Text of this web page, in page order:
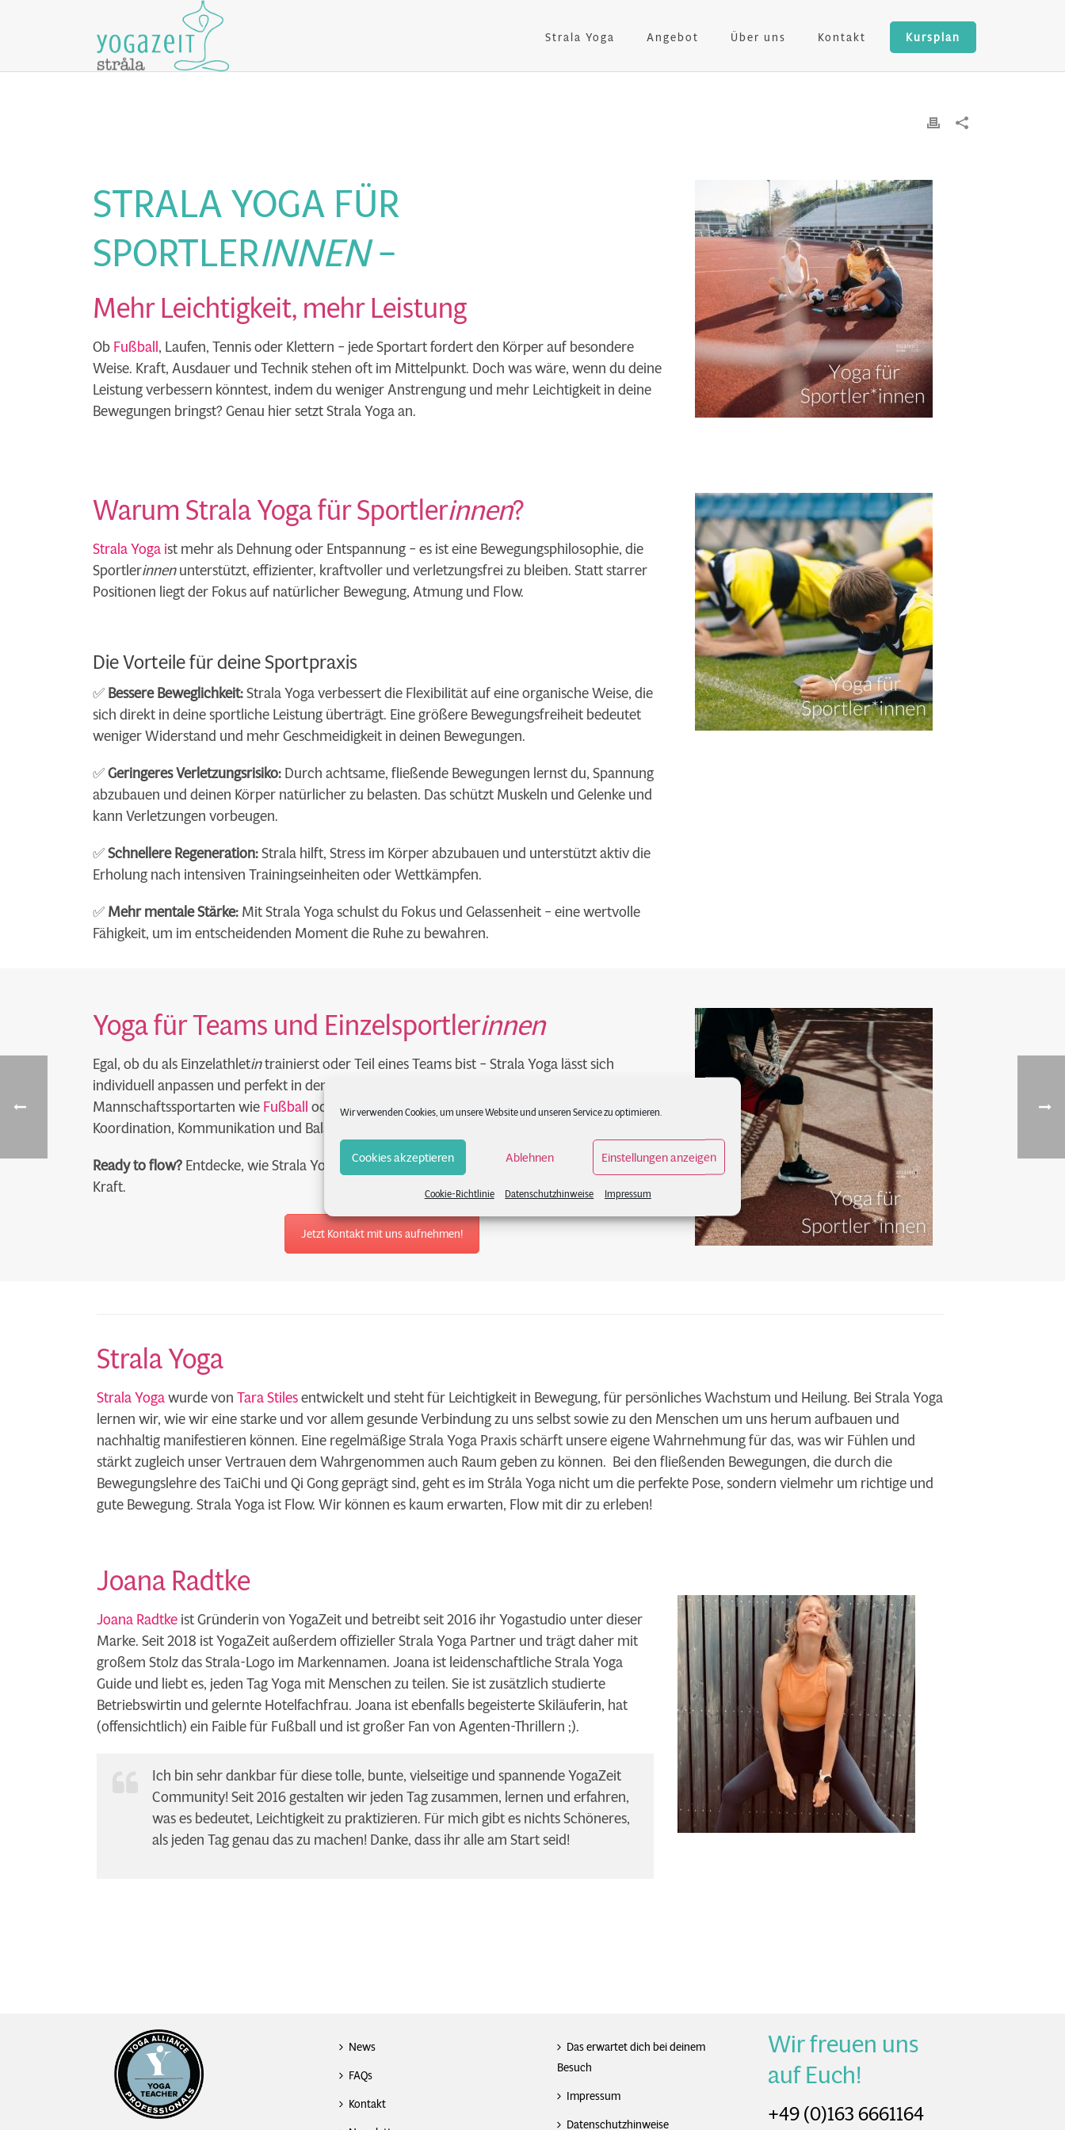
Wir verwenden Cookies, um unsere Website und unseren Service zu optimieren.
Cookies akzeptieren Ablehnen Einstellungen anzeigen
Cookie-Richtlinie Datenschutzhinweise Impressum
Strala Yoga Angebot Über uns Kontakt Kursplan
STRALA YOGA FÜR
SPORTLERINNEN–
Mehr Leichtigkeit, mehr Leistung
ObFußball, Laufen, Tennis oder Klettern – jede Sportart fordert den Körper auf besondere
Weise. Kraft, Ausdauer und Technik stehen oft im Mittelpunkt. Doch was wäre, wenn du deine
Leistung verbessern könntest, indem du weniger Anstrengung und mehr Leichtigkeit in deine
Bewegungen bringst? Genau hier setzt Strala Yoga an.
Warum Strala Yoga für Sportlerinnen?
Strala Yoga ist mehr als Dehnung oder Entspannung – es ist eine Bewegungsphilosophie, die
Sportlerinnenunterstützt, effizienter, kraftvoller und verletzungsfrei zu bleiben. Statt starrer
Positionen liegt der Fokus auf natürlicher Bewegung, Atmung und Flow.
Die Vorteile für deine Sportpraxis
✅Bessere Beweglichkeit:Strala Yoga verbessert die Flexibilität auf eine organische Weise, die
sich direkt in deine sportliche Leistung überträgt. Eine größere Bewegungsfreiheit bedeutet
weniger Widerstand und mehr Geschmeidigkeit in deinen Bewegungen.
✅Geringeres Verletzungsrisiko:Durch achtsame, fließende Bewegungen lernst du, Spannung
abzubauen und deinen Körper natürlicher zu belasten. Das schützt Muskeln und Gelenke und
kann Verletzungen vorbeugen.
✅Schnellere Regeneration:Strala hilft, Stress im Körper abzubauen und unterstützt aktiv die
Erholung nach intensiven Trainingseinheiten oder Wettkämpfen.
✅Mehr mentale Stärke:Mit Strala Yoga schulst du Fokus und Gelassenheit – eine wertvolle
Fähigkeit, um im entscheidenden Moment die Ruhe zu bewahren.
Yoga für Teams und Einzelsportlerinnen
Egal, ob du als Einzelathletintrainierst oder Teil eines Teams bist – Strala Yoga lässt sich
individuell anpassen und perfekt in den Trainingsalltag integrieren. Gerade für
Mannschaftssportarten wieFußballoder Basketball kann es eine wertvolle Ergänzung sein, um
Koordination, Kommunikation und Balance zu fördern.
Ready to flow?Entdecke, wie Strala Yoga dein Training ergänzt – mit Leichtigkeit, Klarheit und
Kraft.
Jetzt Kontakt mit uns aufnehmen!
Strala Yoga
Strala Yogawurde vonTara Stilesentwickelt und steht für Leichtigkeit in Bewegung, für persönliches Wachstum und Heilung. Bei Strala Yoga
lernen wir, wie wir eine starke und vor allem gesunde Verbindung zu uns selbst sowie zu den Menschen um uns herum aufbauen und
nachhaltig manifestieren können. Eine regelmäßige Strala Yoga Praxis schärft unsere eigene Wahrnehmung für das, was wir Fühlen und
stärkt zugleich unser Vertrauen dem Wahrgenommen auch Raum geben zu können. Bei den fließenden Bewegungen, die durch die
Bewegungslehre des TaiChi und Qi Gong geprägt sind, geht es im Stråla Yoga nicht um die perfekte Pose, sondern vielmehr um richtige und
gute Bewegung. Strala Yoga ist Flow. Wir können es kaum erwarten, Flow mit dir zu erleben!
Joana Radtke
Joana Radtkeist Gründerin von YogaZeit und betreibt seit 2016 ihr Yogastudio unter dieser
Marke. Seit 2018 ist YogaZeit außerdem offizieller Strala Yoga Partner und trägt daher mit
großem Stolz das Strala-Logo im Markennamen. Joana ist leidenschaftliche Strala Yoga
Guide und liebt es, jeden Tag Yoga mit Menschen zu teilen. Sie ist zusätzlich studierte
Betriebswirtin und gelernte Hotelfachfrau. Joana ist ebenfalls begeisterte Skiläuferin, hat
(offensichtlich) ein Faible für Fußball und ist großer Fan von Agenten-Thrillern ;).
Ich bin sehr dankbar für diese tolle, bunte, vielseitige und spannende YogaZeit
Community! Seit 2016 gestalten wir jeden Tag zusammen, lernen und erfahren,
was es bedeutet, Leichtigkeit zu praktizieren. Für mich gibt es nichts Schöneres,
als jeden Tag genau das zu machen! Danke, dass ihr alle am Start seid!
News
FAQs
Kontakt
Das erwartet dich bei deinem
Besuch
Impressum
Datenschutzhinweise
Wir freuen uns
auf Euch!
+49 (0)163 6661164